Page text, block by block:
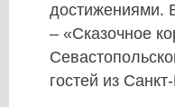
достижениями.
– «Сказочное
гостей из